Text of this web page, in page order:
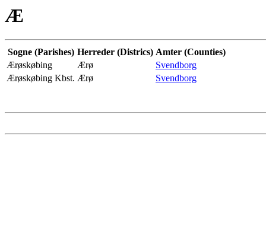
Æ
Sogne (Parishes) Herreder (Districs) Amter (Counties)
Ærøskøbing
Ærø
Svendborg
Ærøskøbing Kbst. Ærø Svendborg